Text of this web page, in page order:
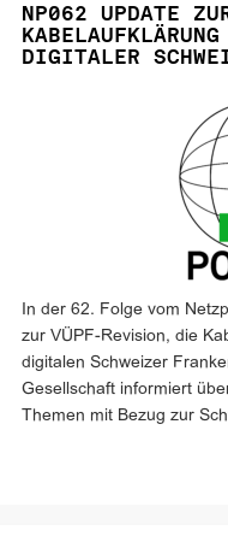
NP062 UPDATE
DIGITALER
In der 62. Folge vom
zur VÜPF-Revision, die
digitalen Schweizer
Gesellschaft informiert
Themen mit Bezug zur